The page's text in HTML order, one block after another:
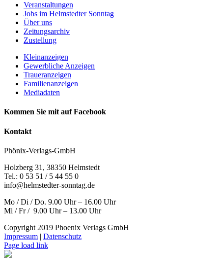
Veranstaltungen
Jobs im Helmstedter Sonntag
Über uns
Zeitungsarchiv
Zustellung
Kleinanzeigen
Gewerbliche Anzeigen
Traueranzeigen
Familienanzeigen
Mediadaten
Kommen Sie mit auf Facebook
Kontakt
Phönix-Verlags-GmbH
Holzberg 31, 38350 Helmstedt
Tel.: 0 53 51 / 5 44 55 0
info@helmstedter-sonntag.de
Mo / Di / Do. 9.00 Uhr – 16.00 Uhr
Mi / Fr / 9.00 Uhr – 13.00 Uhr
Copyright 2019 Phoenix Verlags GmbH
Impressum | Datenschutz
Page load link